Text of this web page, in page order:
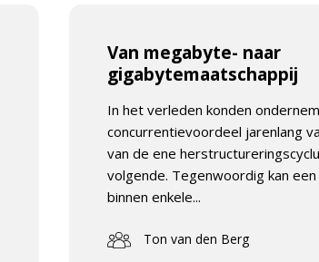
Van megabyte- naar
gigabytemaatschappij
In het verleden konden
concurrentievoordeel jarenlang
van de ene
volgende. Tegenwoordig kan
binnen enkele...
Ton van den Berg